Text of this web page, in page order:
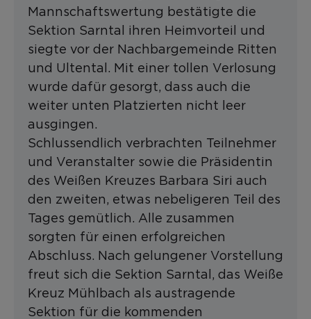
Mannschaftswertung bestätigte die
Sektion Sarntal ihren Heimvorteil und
siegte vor der Nachbargemeinde Ritten
und Ultental. Mit einer tollen Verlosung
wurde dafür gesorgt, dass auch die
weiter unten Platzierten nicht leer
ausgingen.
Schlussendlich verbrachten Teilnehmer
und Veranstalter sowie die Präsidentin
des Weißen Kreuzes Barbara Siri auch
den zweiten, etwas nebeligeren Teil des
Tages gemütlich. Alle zusammen
sorgten für einen erfolgreichen
Abschluss. Nach gelungener Vorstellung
freut sich die Sektion Sarntal, das Weiße
Kreuz Mühlbach als austragende
Sektion für die kommenden